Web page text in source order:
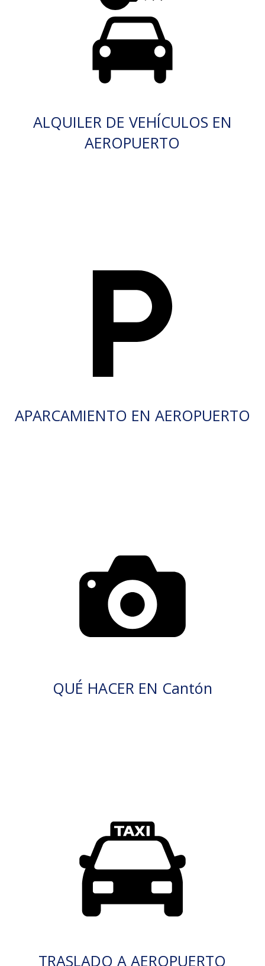
ALQUILER DE VEHÍCULOS EN
AEROPUERTO
APARCAMIENTO EN AEROPUERTO
QUÉ HACER EN Cantón
TRASLADO A AEROPUERTO